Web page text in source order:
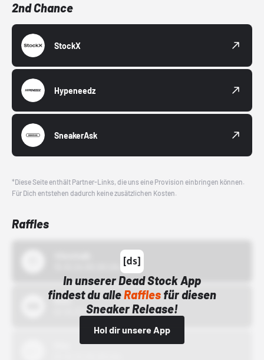
2nd Chance
StockX
Hypeneedz
SneakerAsk
*Diese Seite enthält Partner-Links, die uns eine Provision einbringen können.
Für Dich entstehen dadurch keine zusätzlichen Kosten.
Raffles
In unserer Dead Stock App
findest du alleRafflesfür diesen
Sneaker Release!
Hol dir unsere App
Bstn
01.10.22 00:00 Uhr